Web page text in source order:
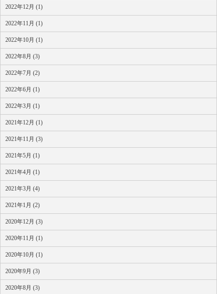
2022年12月 (1)
2022年11月 (1)
2022年10月 (1)
2022年8月 (3)
2022年7月 (2)
2022年6月 (1)
2022年3月 (1)
2021年12月 (1)
2021年11月 (3)
2021年5月 (1)
2021年4月 (1)
2021年3月 (4)
2021年1月 (2)
2020年12月 (3)
2020年11月 (1)
2020年10月 (1)
2020年9月 (3)
2020年8月 (3)